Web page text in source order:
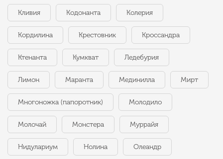
Кливия Кодонанта Колерия
Кордилина Крестовник Кроссандра
Ктенанта Кумкват Ледебурия
Лимон Маранта Мединилла Мирт
Многоножка (папоротник) Молодило
Молочай Монстера Муррайя
Нидулариум Нолина Олеандр